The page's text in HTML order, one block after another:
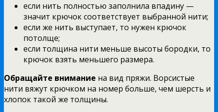
если нить полностью заполнила впадину —
значит крючок соответствует выбранной нити;
если же нить выступает, то нужен крючок
потолще;
если толщина нити меньше высоты бородки, то
крючок взять меньшего размера.
Обращайте внимание на вид пряжи. Ворсистые
нити вяжут крючком на номер больше, чем шерсть и
хлопок такой же толщины.